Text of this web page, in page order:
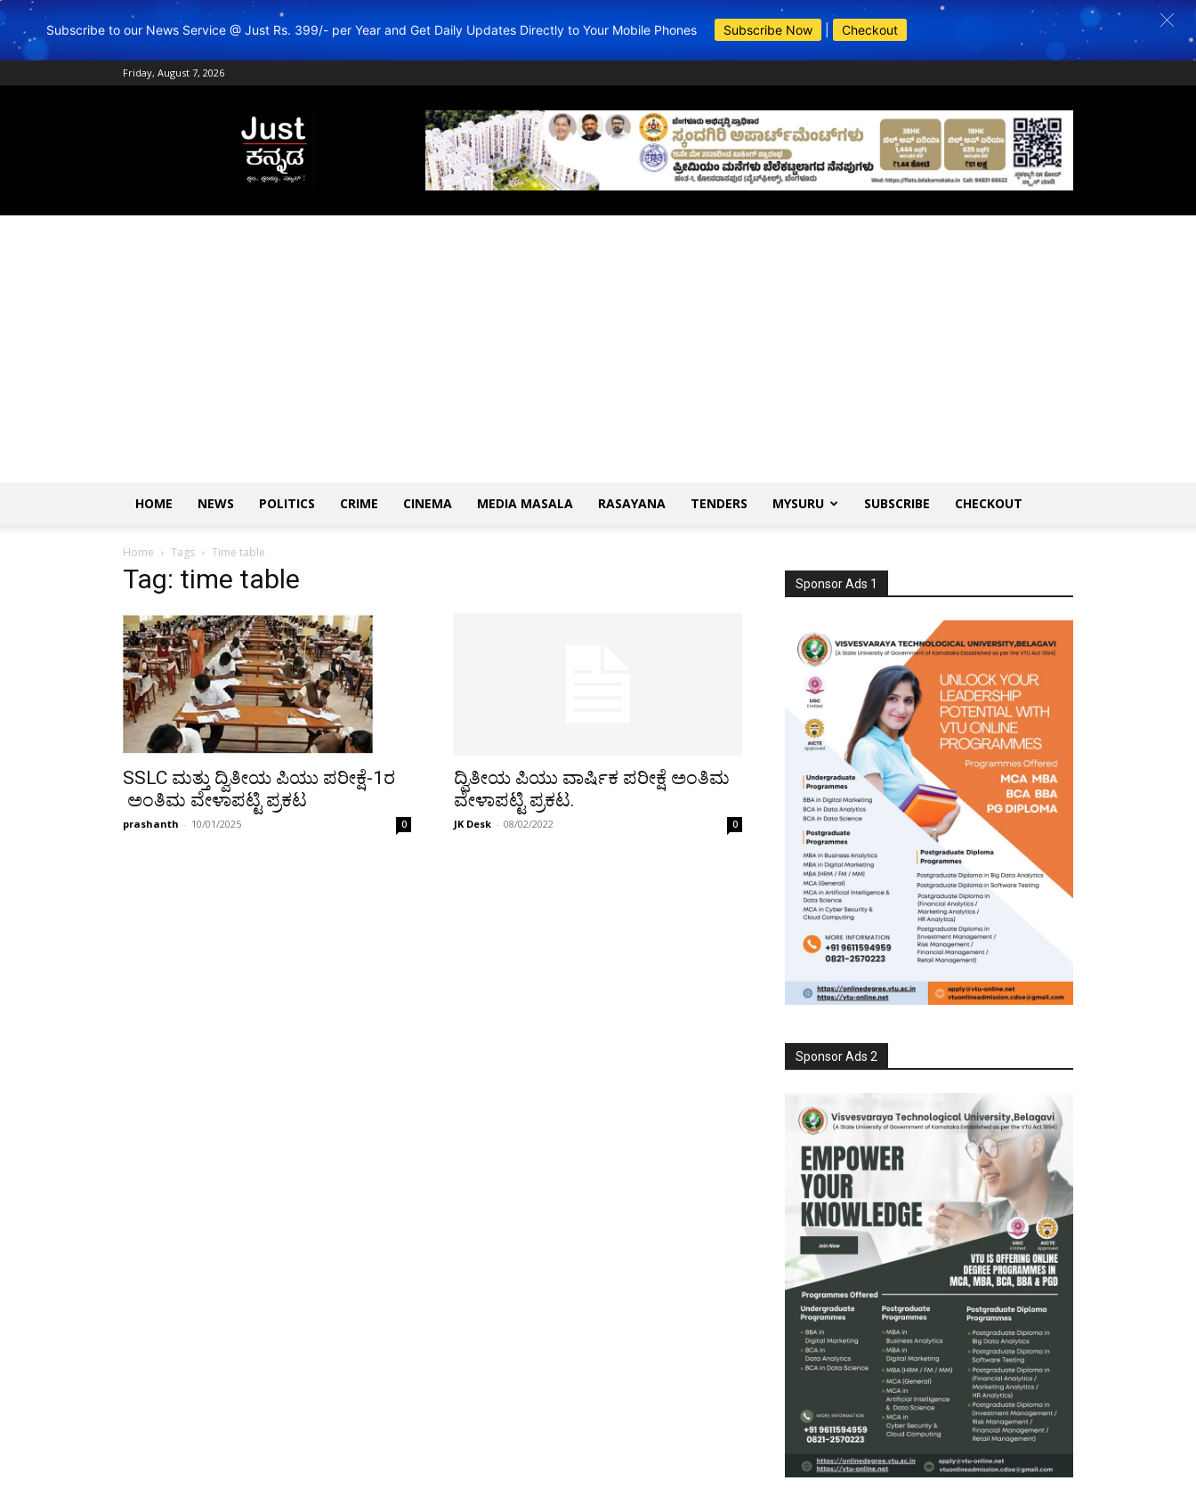
Subscribe to our News Service @ Just Rs. 399/- per Year and Get Daily Updates Directly to Your Mobile Phones Subscribe Now Checkout
Friday, August 7, 2026
Just
Kannada
–
Online
News
ಕನ್ನಡ
BDA Apartments
HOME NEWS POLITICS CRIME CINEMA MEDIA MASALA RASAYANA TENDERS MYSURU SUBSCRIBE CHECKOUT
Home Tags Time table
Tag: time table
SSLC ಮತ್ತು ದ್ವಿತೀಯ ಪಿಯು ಪರೀಕ್ಷೆ-1ರ
ಅಂತಿಮ ವೇಳಾಪಟ್ಟಿ ಪ್ರಕಟ
prashanth - 10/01/2025 0
ದ್ವಿತೀಯ ಪಿಯು ವಾರ್ಷಿಕ ಪರೀಕ್ಷೆ ಅಂತಿಮ
ವೇಳಾಪಟ್ಟಿ ಪ್ರಕಟ.
JK Desk - 08/02/2022 0
Sponsor Ads 1
Sponsor Ads 2